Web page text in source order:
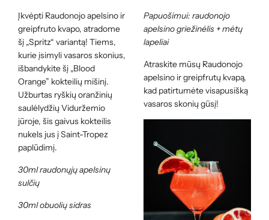
Įkvėpti Raudonojo apelsino ir
greipfruto kvapo, atradome
šį „Spritz“ variantą! Tiems,
kurie įsimyli vasaros skonius,
išbandykite šį „Blood
Orange” kokteilių mišinį.
Užburtas ryškių oranžinių
saulėlydžių Viduržemio
jūroje, šis gaivus kokteilis
nukels jus į Saint-Tropez
paplūdimį.
30ml raudonųjų apelsinų
sulčių
30ml obuolių sidras
Papuošimui: raudonojo
apelsino griežinėlis + mėtų
lapeliai
Atraskite mūsų Raudonojo
apelsino ir greipfrutų kvapą,
kad patirtumėte visapusišką
vasaros skonių gūsį!